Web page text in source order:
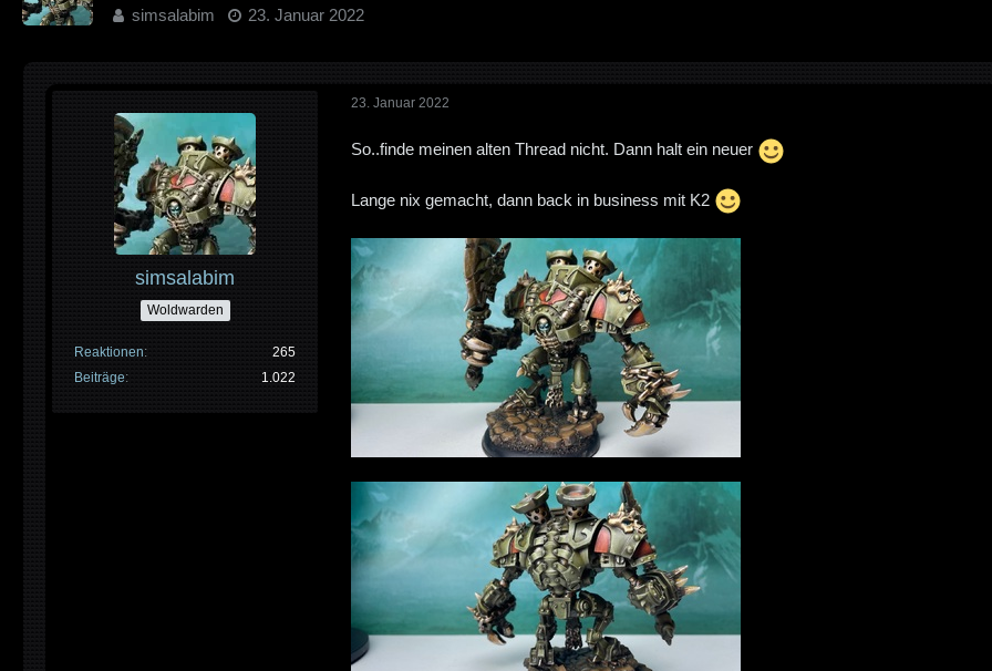
simsalabim 23. Januar 2022
simsalabim
Woldwarden
Reaktionen
265
Beiträge
1.022
23. Januar 2022
So..finde meinen alten Thread nicht. Dann halt ein neuer
Lange nix gemacht, dann back in business mit K2